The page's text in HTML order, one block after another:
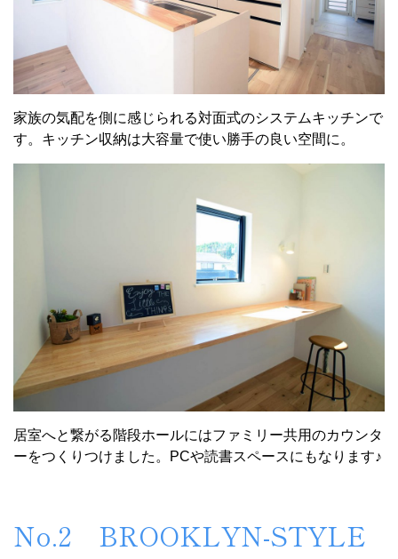
家族の気配を側に感じられる対面式のシステムキッチンで
す。キッチン収納は大容量で使い勝手の良い空間に。
居室へと繋がる階段ホールにはファミリー共用のカウンタ
ーをつくりつけました。PCや読書スペースにもなります♪
No.2 BROOKLYN-STYLE